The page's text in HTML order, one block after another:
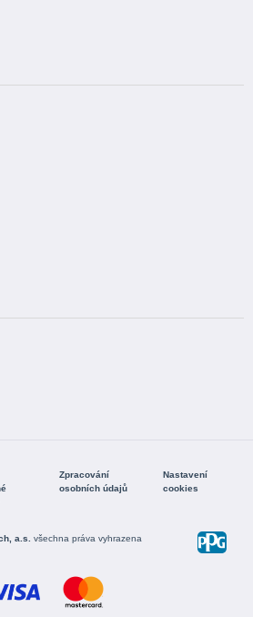
Zpracování
osobních údajů
Nastavení
cookies
a.s. všechna práva vyhrazena